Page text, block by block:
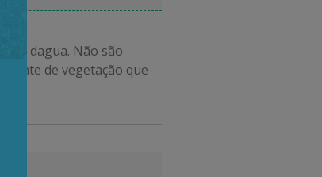
fio dagua. Não são
de vegetação que